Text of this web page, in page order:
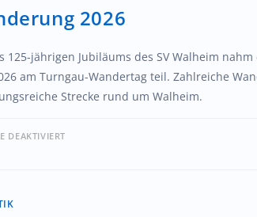
2026
125-jährigen Jubiläums des SV Walheim nahm
am Turngau-Wandertag teil. Zahlreiche
Strecke rund um Walheim.
DEAKTIVIERT